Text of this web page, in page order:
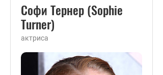
Софи Тернер (Sophie
Turner)
актриса